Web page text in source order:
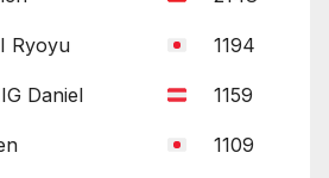
Ryoyu 1194
Daniel 1159
1109